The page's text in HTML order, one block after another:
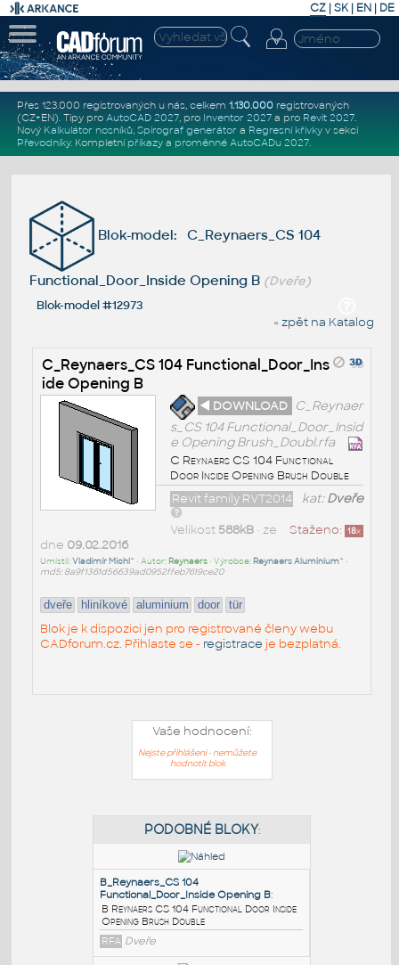
CZ | SK| EN | DE
Přes 123.000 registrovaných u nás, celkem 1.130.000registrovaných
(CZ+EN). Tipy pro AutoCAD 2027, pro Inventor 2027a pro Revit 2027.
Nový Kalkulátor nosníků, Spirograf generátor a Regresní křivkyv sekci
Převodníky. Kompletní příkazya proměnné AutoCADu 2027.
Blok-model: C_Reynaers_CS 104
Functional_Door_Inside Opening B (Dveře)
Blok-model #12973
« zpět na Katalog
C_Reynaers_CS 104 Functional_Door_Ins
ide Opening B
◄ DOWNLOAD C_Reynaer
s_CS 104 Functional_Door_Insid
e Opening Brush_Doubl.rfa
C Reynaers CS 104 Functional
Door Inside Opening Brush Double
kat:Dveře
Revit family RVT2014
Staženo: 18x
Velikost 588kB• ze
dne 09.02.2016
Umístil:Vladimír Michl^ • Autor: Reynaers• Výrobce: Reynaers Aluminium^ •
md5: 8a9f1361d56639ad0952ffeb7619ce20
dveře hliníkové aluminium door tür
Blok je k dispozici jen pro registrované členy webu
CADforum.cz. Přihlaste se - registrace je bezplatná.
Vaše hodnocení:
Nejste přihlášeni - nemůžete
hodnotit blok